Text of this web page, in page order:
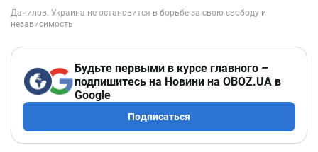
Будьте первыми в курсе главного –
подпишитесь на Новини на OBOZ.UA в
Google
Подписаться